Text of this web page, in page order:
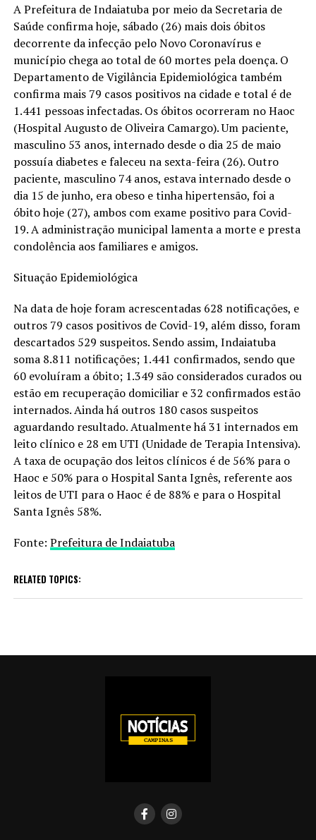
A Prefeitura de Indaiatuba por meio da Secretaria de
Saúde confirma hoje, sábado (26) mais dois óbitos
decorrente da infecção pelo Novo Coronavírus e
município chega ao total de 60 mortes pela doença. O
Departamento de Vigilância Epidemiológica também
confirma mais 79 casos positivos na cidade e total é de
1.441 pessoas infectadas. Os óbitos ocorreram no Haoc
(Hospital Augusto de Oliveira Camargo). Um paciente,
masculino 53 anos, internado desde o dia 25 de maio
possuía diabetes e faleceu na sexta-feira (26). Outro
paciente, masculino 74 anos, estava internado desde o
dia 15 de junho, era obeso e tinha hipertensão, foi a
óbito hoje (27), ambos com exame positivo para Covid-
19. A administração municipal lamenta a morte e presta
condolência aos familiares e amigos.
Situação Epidemiológica
Na data de hoje foram acrescentadas 628 notificações, e
outros 79 casos positivos de Covid-19, além disso, foram
descartados 529 suspeitos. Sendo assim, Indaiatuba
soma 8.811 notificações; 1.441 confirmados, sendo que
60 evoluíram a óbito; 1.349 são considerados curados ou
estão em recuperação domiciliar e 32 confirmados estão
internados. Ainda há outros 180 casos suspeitos
aguardando resultado. Atualmente há 31 internados em
leito clínico e 28 em UTI (Unidade de Terapia Intensiva).
A taxa de ocupação dos leitos clínicos é de 56% para o
Haoc e 50% para o Hospital Santa Ignês, referente aos
leitos de UTI para o Haoc é de 88% e para o Hospital
Santa Ignês 58%.
Fonte: Prefeitura de Indaiatuba
RELATED TOPICS: